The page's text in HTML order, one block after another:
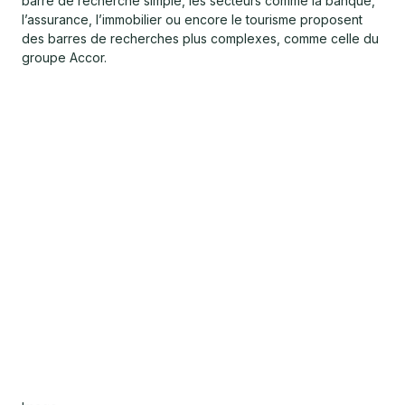
l’assurance, l’immobilier ou encore le tourisme proposent
des barres de recherches plus complexes, comme celle du
groupe Accor.